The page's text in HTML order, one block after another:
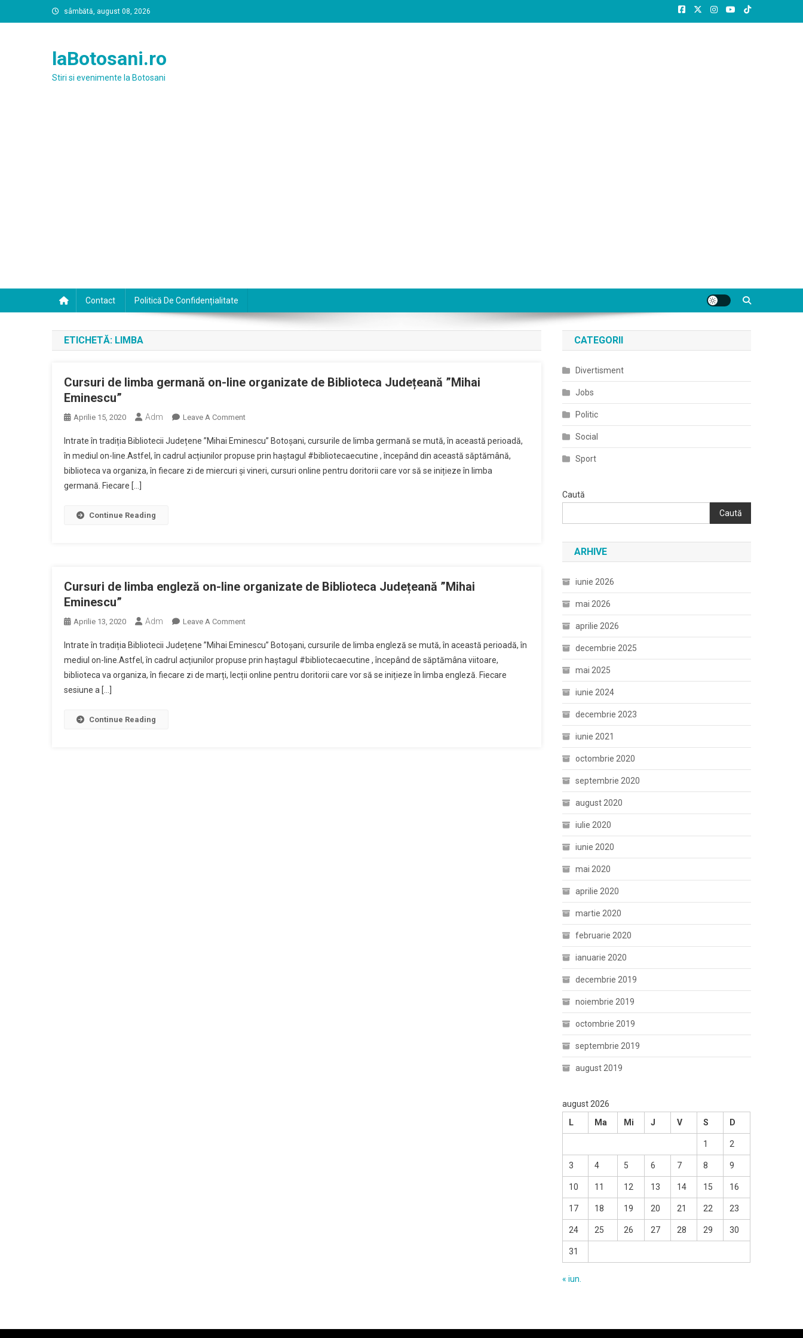
to
sâmbătă, august 08, 2026
laBotosani.ro
Stiri si evenimente la Botosani
Contact Politică De Confidențialitate
ETICHETĂ: LIMBA
Cursuri de limba germană on-line organizate de Biblioteca Județeană ”Mihai
Eminescu”
Aprilie 15, 2020 Adm Leave A CommentOn
De
Limba
Germană
Eminescu”
Intrate în tradiția Bibliotecii Județene ”Mihai Eminescu” Botoșani, cursurile de limba germană se mută, în această perioadă,
în mediul on-line.Astfel, în cadrul acțiunilor propuse prin haștagul #bibliotecaecutine , începând din această săptămână,
biblioteca va organiza, în fiecare zi de miercuri și vineri, cursuri online pentru doritorii care vor să se inițieze în limba
germană. Fiecare […]
Continue Reading
Cursuri de limba engleză on-line organizate de Biblioteca Județeană ”Mihai
Eminescu”
Aprilie 13, 2020 Adm Leave A CommentOn
De
Limba
Engleză
Intrate în tradiția Bibliotecii Județene ”Mihai Eminescu” Botoșani, cursurile de limba engleză se mută, în această perioadă, în
mediul on-line.Astfel, în cadrul acțiunilor propuse prin haștagul #bibliotecaecutine , începând de săptămâna viitoare,
biblioteca va organiza, în fiecare zi de marți, lecții online pentru doritorii care vor să se inițieze în limba engleză. Fiecare
sesiune a […]
Continue Reading
CATEGORII
Divertisment
Jobs
Politic
Social
Sport
Caută
Caută
ARHIVE
iunie 2026
mai 2026
aprilie 2026
decembrie 2025
mai 2025
iunie 2024
decembrie 2023
iunie 2021
octombrie 2020
septembrie 2020
august 2020
iulie 2020
iunie 2020
mai 2020
aprilie 2020
martie 2020
februarie 2020
ianuarie 2020
decembrie 2019
noiembrie 2019
octombrie 2019
septembrie 2019
august 2019
august 2026
L
Ma Mi J V S D
1 2
3 4 5 6 7 8 9
10 11 12 13 14 15 16
17 18 19 20 21 22 23
24 25 26 27 28 29 30
31
« iun.